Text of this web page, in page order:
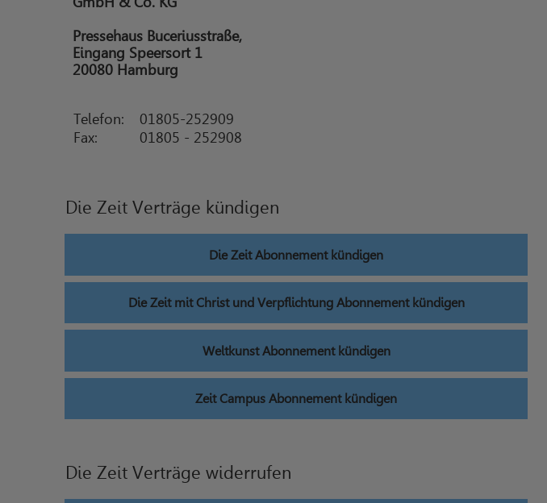
Pressehaus Buceriusstraße,
Eingang Speersort 1
20080 Hamburg
Telefon:
01805-252909
Fax:
01805 - 252908
Die Zeit Verträge kündigen
Die Zeit Abonnement kündigen
Die Zeit mit Christ und Verpflichtung Abonnement kündigen
Weltkunst Abonnement kündigen
Zeit Campus Abonnement kündigen
Die Zeit Verträge widerrufen